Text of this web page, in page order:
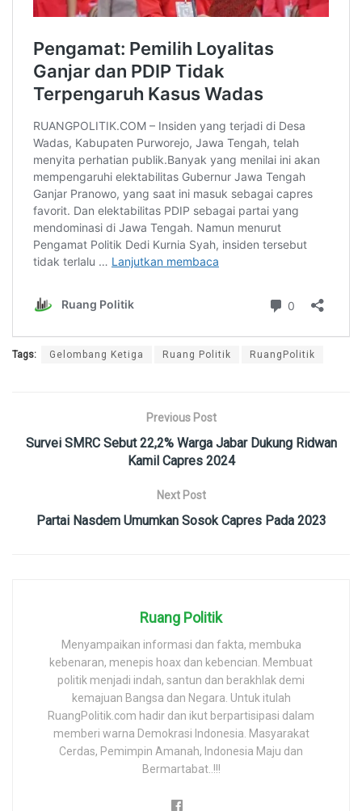
Tags: Gelombang Ketiga Ruang Politik RuangPolitik
Previous Post
Survei SMRC Sebut 22,2% Warga Jabar Dukung Ridwan
Kamil Capres 2024
Next Post
Partai Nasdem Umumkan Sosok Capres Pada 2023
Ruang Politik
Menyampaikan informasi dan fakta, membuka
kebenaran, menepis hoax dan kebencian. Membuat
politik menjadi indah, santun dan berakhlak demi
kemajuan Bangsa dan Negara. Untuk itulah
RuangPolitik.com hadir dan ikut berpartisipasi dalam
memberi warna Demokrasi Indonesia. Masyarakat
Cerdas, Pemimpin Amanah, Indonesia Maju dan
Bermartabat..!!!